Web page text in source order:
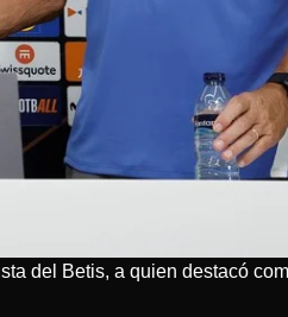
del Betis, a quien destacó